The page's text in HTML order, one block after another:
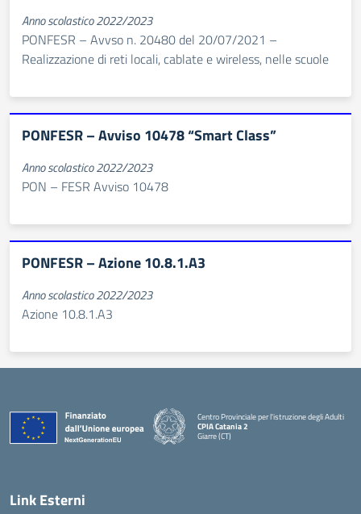
Anno scolastico 2022/2023
PONFESR – Avvso n. 20480 del 20/07/2021 –
Realizzazione di reti locali, cablate e wireless, nelle scuole
PONFESR – Avviso 10478 “Smart Class”
Anno scolastico 2022/2023
PON – FESR Avviso 10478
PONFESR – Azione 10.8.1.A3
Anno scolastico 2022/2023
Azione 10.8.1.A3
Centro Provinciale per l'istruzione degli Adulti
CPIA Catania 2
Giarre (CT)
Link Esterni